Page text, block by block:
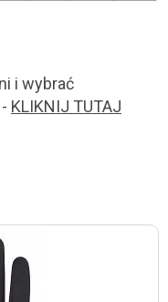
i wybrać
KLIKNIJ TUTAJ